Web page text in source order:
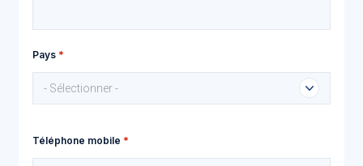
Pays
- Sélectionner -
Téléphone mobile